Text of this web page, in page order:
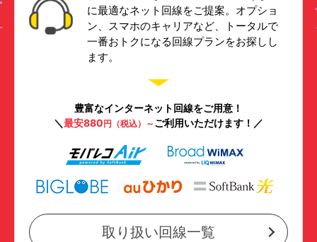
に最適なネット回線をご提案。オプショ
ン、スマホのキャリアなど、トータルで
一番おトクになる回線プランをお探しし
ます。
豊富なインターネット回線をご用意！
＼最安880円（税込）～ ご利用いただけます！／
取り扱い回線一覧